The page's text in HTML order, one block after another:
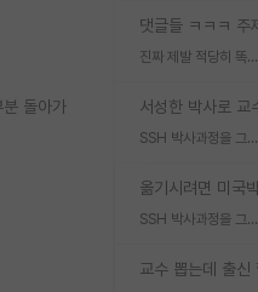
진짜 제발 적당히 똑똑한 박사과정이라도 위에 있었으면..
SSH 박사과정을 그만두고 지방대 박사로 옮기면 교수의 꿈은 끝일까요?
SSH 박사과정을 그만두고 지방대 박사로 옮기면 교수의 꿈은 끝일까요?
돌아가